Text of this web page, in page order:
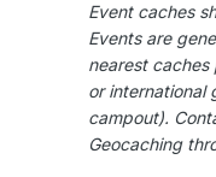
Event caches
Events are
nearest
or international
campout).
Geocaching